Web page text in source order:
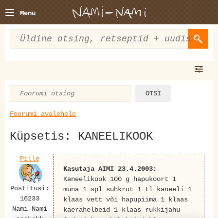
Menu
Foorumi avalehele
Küpsetis: KANEELIKOOK
Pille
Postitusi:
16233
Nami-Nami
Kasutaja AIMI 23.4.2003:
Kaneelikook 100 g hapukoort 1
muna 1 spl suhkrut 1 tl kaneeli 1
klaas vett või hapupiima 1 klaas
kaerahelbeid 1 klaas rukkijahu